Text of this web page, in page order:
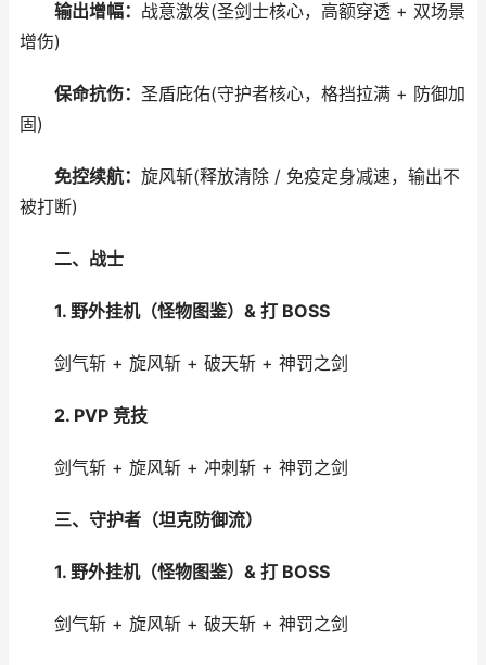
输出增幅： 战意激发(圣剑士核心，高额穿透 + 双场景
增伤)
保命抗伤： 圣盾庇佑(守护者核心，格挡拉满 + 防御加
固)
免控续航： 旋风斩(释放清除 / 免疫定身减速，输出不
被打断)
二、战士
1. 野外挂机（怪物图鉴）& 打 BOSS
剑气斩 + 旋风斩 + 破天斩 + 神罚之剑
2. PVP 竞技
剑气斩 + 旋风斩 + 冲刺斩 + 神罚之剑
三、守护者（坦克防御流）
1. 野外挂机（怪物图鉴）& 打 BOSS
剑气斩 + 旋风斩 + 破天斩 + 神罚之剑